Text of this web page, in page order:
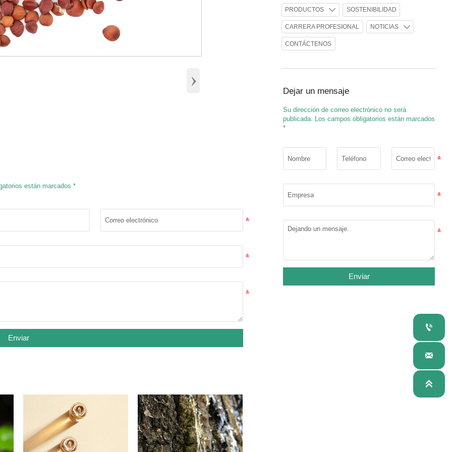
›
están marcados *
Enviar
PRODUCTOS  SOSTENIBILIDAD
CARRERA PROFESIONAL NOTICIAS 
CONTÁCTENOS
Dejar un mensaje
Su dirección de correo electrónico no será
publicada. Los campos obligatorios están marcados
*
Enviar


